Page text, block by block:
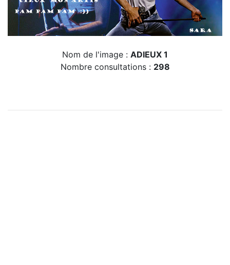
Nom de l'image : ADIEUX 1
Nombre consultations : 298